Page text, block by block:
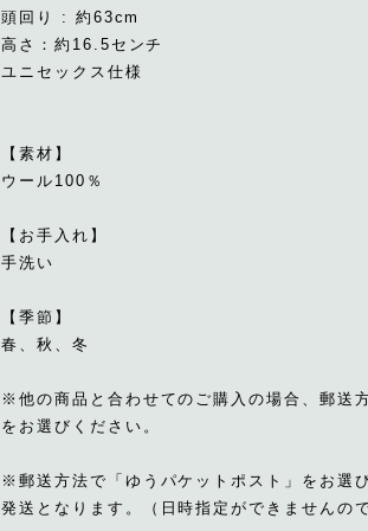
頭回り : 約63cm
高さ：約16.5センチ
ユニセックス仕様
【素材】
ウール100％
【お手入れ】
手洗い
【季節】
春、秋、冬
※他の商品と合わせてのご購入の場合、郵送
をお選びください。
※郵送方法で「ゆうパケットポスト」をお選
発送となります。（日時指定ができませんの